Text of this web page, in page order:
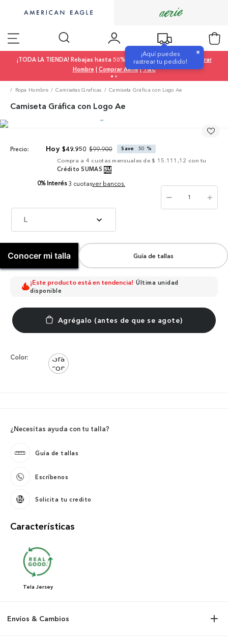
¡Aquí puedes
rastrear tu pedido!
×
¡TODA LA TIENDA! Rebajas hasta 50% OFF |Comprar Mujer|
Comprar
Hombre | Comprar Aerie|T&C
Ropa Hombre Camisetas Graficas Camiseta Gráfica con Logo Ae
Camiseta Gráfica con Logo Ae
Precio: $49.950 $99.900 Save 50 %
Compra a 4 cuotas mensuales de $ 15.111,12 con tu
Crédito SUMAS
0% Interés 3 cuotasver bancos.
L
＋
－
Conocer mi talla Guía de tallas
¡Este producto está en tendencia! Última unidad
disponible
Color:
¿Necesitas ayuda con tu talla?
Guía de tallas
Escríbenos
Solicita tu credito
Características
Tela Jersey
Envíos & Cambios